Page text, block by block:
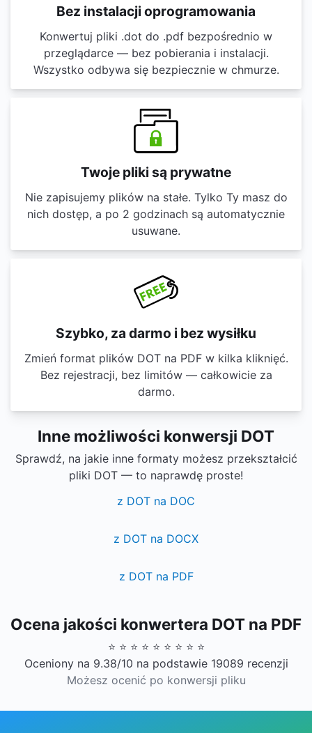
Bez instalacji oprogramowania
Konwertuj pliki .dot do .pdf bezpośrednio w
przeglądarce — bez pobierania i instalacji.
Wszystko odbywa się bezpiecznie w chmurze.
Twoje pliki są prywatne
Nie zapisujemy plików na stałe. Tylko Ty masz do
nich dostęp, a po 2 godzinach są automatycznie
usuwane.
Szybko, za darmo i bez wysiłku
Zmień format plików DOT na PDF w kilka kliknięć.
Bez rejestracji, bez limitów — całkowicie za
darmo.
Inne możliwości konwersji DOT
Sprawdź, na jakie inne formaty możesz przekształcić
pliki DOT — to naprawdę proste!
z DOT na DOC
z DOT na DOCX
z DOT na PDF
Ocena jakości konwertera DOT na PDF
⭐ ⭐ ⭐ ⭐ ⭐ ⭐ ⭐ ⭐ ⭐
Oceniony na 9.38/10 na podstawie 19089 recenzji
Możesz ocenić po konwersji pliku